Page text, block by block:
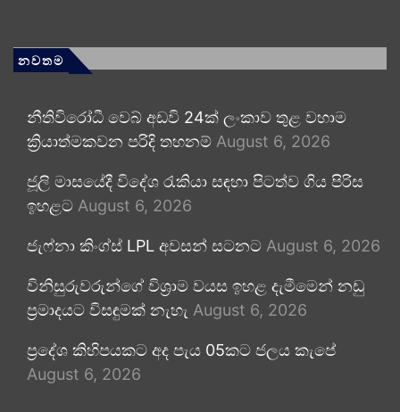
නවතම
නීතිවිරෝධී වෙබ් අඩවි 24ක් ලංකාව තුළ වහාම
ක්‍රියාත්මකවන පරිදි තහනම් August 6, 2026
ජූලි මාසයේදී විදේශ රැකියා සඳහා පිටත්ව ගිය පිරිස
ඉහළට August 6, 2026
ජැෆ්නා කිංග්ස් LPL අවසන් සටනට August 6, 2026
විනිසුරුවරුන්ගේ විශ්‍රාම වයස ඉහළ දැමීමෙන් නඩු
ප්‍රමාදයට විසඳුමක් නැහැ August 6, 2026
ප්‍රදේශ කිහිපයකට අද පැය 05කට ජලය කැපේ
August 6, 2026